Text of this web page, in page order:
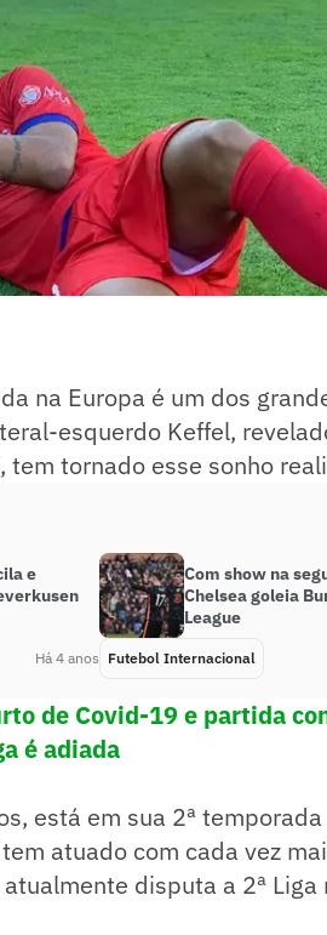
na Europa é um dos
esquerdo Keffel,
tem tornado esse sonho
e
Há 4 anos
Com show na
Chelsea goleia
League
Futebol Internacional
de Covid-19 e partida
é adiada
está em sua 2ª
atuado com cada vez
disputa a 2ª Liga